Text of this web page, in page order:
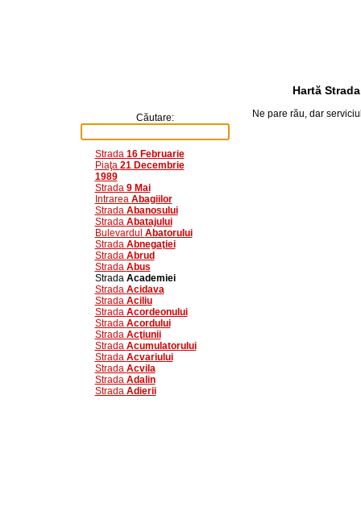
Hartă
Căutare:
Strada 16 Februarie
Piaţa 21 Decembrie
1989
Strada 9 Mai
Intrarea Abagiilor
Strada Abanosului
Strada Abatajului
Bulevardul Abatorului
Strada Abnegaţiei
Strada Abrud
Strada Abus
Strada Academiei
Strada Acidava
Strada Aciliu
Strada Acordeonului
Strada Acordului
Strada Acţiunii
Strada Acumulatorului
Strada Acvariului
Strada Acvila
Strada Adalin
Strada Adierii
Ne pare rău, dar